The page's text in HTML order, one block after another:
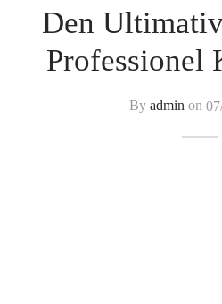
Den
Professionel
By admin on